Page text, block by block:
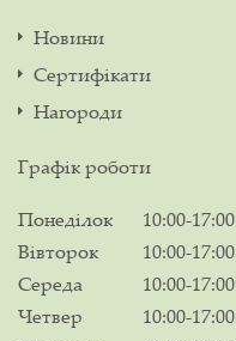
Новини
Сертифікати
Нагороди
Графік роботи
Понеділок
10:00-17:00
Вівторок
10:00-17:00
Середа
10:00-17:00
Четвер
10:00-17:00